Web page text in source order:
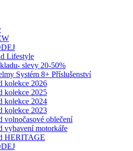
Lifestyle
slevy 20-50%
Systém 8+ Příslušenství
kolekce 2026
kolekce 2025
kolekce 2024
kolekce 2023
volnočasové oblečení
vybavení motorkáře
HERITAGE